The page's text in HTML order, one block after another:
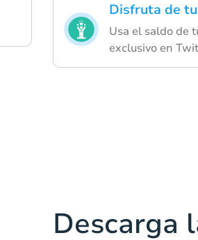
Disfruta de
Usa el saldo de
exclusivo en
Descarga